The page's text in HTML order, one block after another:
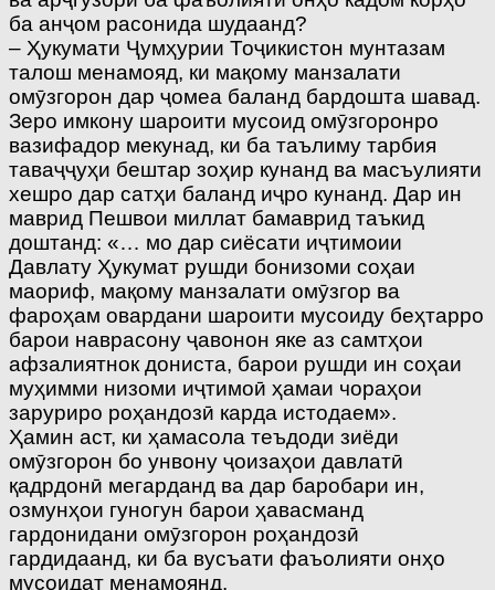
ба анҷом расонида шудаанд?
– Ҳукумати Ҷумҳурии Тоҷикистон мунтазам
талош менамояд, ки мақому манзалати
омӯзгорон дар ҷомеа баланд бардошта шавад.
Зеро имкону шароити мусоид омӯзгоронро
вазифадор мекунад, ки ба таълиму тарбия
таваҷҷуҳи бештар зоҳир кунанд ва масъулияти
хешро дар сатҳи баланд иҷро кунанд. Дар ин
маврид Пешвои миллат бамаврид таъкид
доштанд: «… мо дар сиёсати иҷтимоии
Давлату Ҳукумат рушди бонизоми соҳаи
маориф, мақому манзалати омӯзгор ва
фароҳам овардани шароити мусоиду беҳтарро
барои наврасону ҷавонон яке аз самтҳои
афзалиятнок дониста, барои рушди ин соҳаи
муҳимми низоми иҷтимоӣ ҳамаи чораҳои
заруриро роҳандозӣ карда истодаем».
Ҳамин аст, ки ҳамасола теъдоди зиёди
омӯзгорон бо унвону ҷоизаҳои давлатӣ
қадрдонӣ мегарданд ва дар баробари ин,
озмунҳои гуногун барои ҳавасманд
гардонидани омӯзгорон роҳандозӣ
гардидаанд, ки ба вусъати фаъолияти онҳо
мусоидат менамоянд.